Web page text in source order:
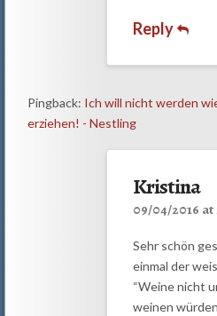
Reply
Pingback: Ich will nicht werden
erziehen! - Nestling
Kristina
09/04/2016 at
Sehr schön
einmal der
“Weine nicht
weinen